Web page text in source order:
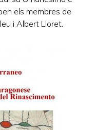
els membres de
i Albert Lloret.